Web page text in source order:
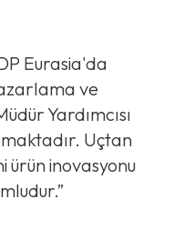
Eurasia'da
ve
Yardımcısı
Uçtan
ürün inovasyonu